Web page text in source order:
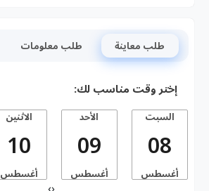
طلب معاينة طلب معلومات
إختر وقت مناسب لك:
السبت
08
أغسطس
الأحد
09
أغسطس
الاثنين
10
أغسطس